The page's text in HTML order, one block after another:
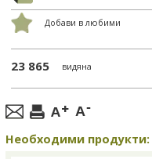
Добави в любими
23 865 видяна
Необходими продукти: